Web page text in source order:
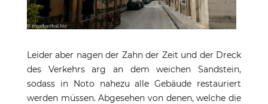
Leider aber nagen der Zahn der Zeit und der Dreck
des Verkehrs arg an dem weichen Sandstein,
sodass in Noto nahezu alle Gebäude restauriert
werden müssen. Abgesehen von denen, welche die